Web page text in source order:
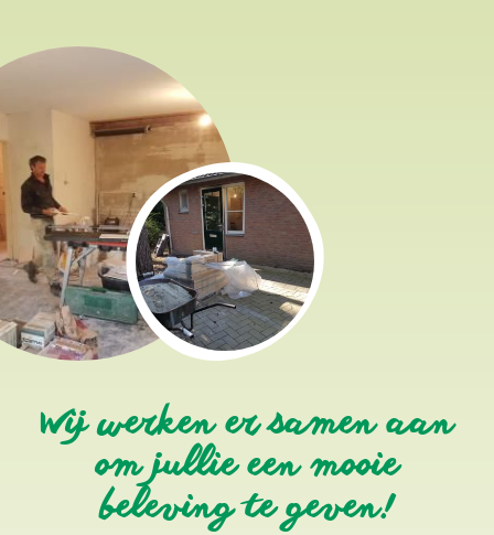
Wij werken er samen aan
om jullie een mooie
beleving te geven!